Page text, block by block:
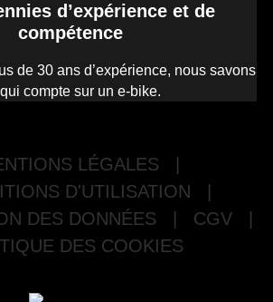
d’expérience et de
compétence
de 30 ans d’expérience, nous savons
compte sur un e-bike.
LÉGALES
D'UTILISATION
DES DONNÉES
CGV
DES COOKIES